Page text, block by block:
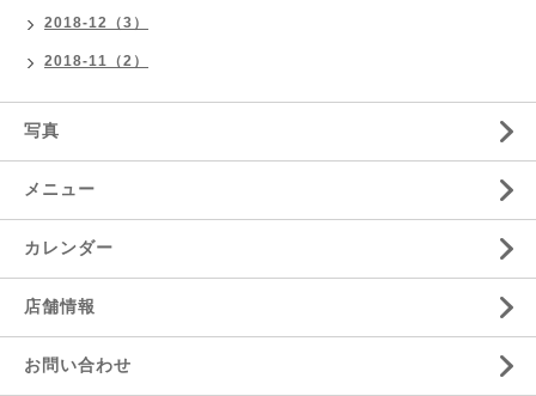
2018-12（3）
2018-11（2）
写真
メニュー
カレンダー
店舗情報
お問い合わせ